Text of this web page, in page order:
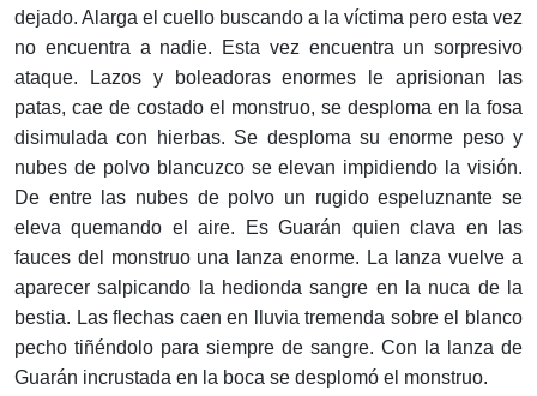
dejado. Alarga el cuello buscando a la víctima pero esta vez
no encuentra a nadie. Esta vez encuentra un sorpresivo
ataque. Lazos y boleadoras enormes le aprisionan las
patas, cae de costado el monstruo, se desploma en la fosa
disimulada con hierbas. Se desploma su enorme peso y
nubes de polvo blancuzco se elevan impidiendo la visión.
De entre las nubes de polvo un rugido espeluznante se
eleva quemando el aire. Es Guarán quien clava en las
fauces del monstruo una lanza enorme. La lanza vuelve a
aparecer salpicando la hedionda sangre en la nuca de la
bestia. Las flechas caen en lluvia tremenda sobre el blanco
pecho tiñéndolo para siempre de sangre. Con la lanza de
Guarán incrustada en la boca se desplomó el monstruo.